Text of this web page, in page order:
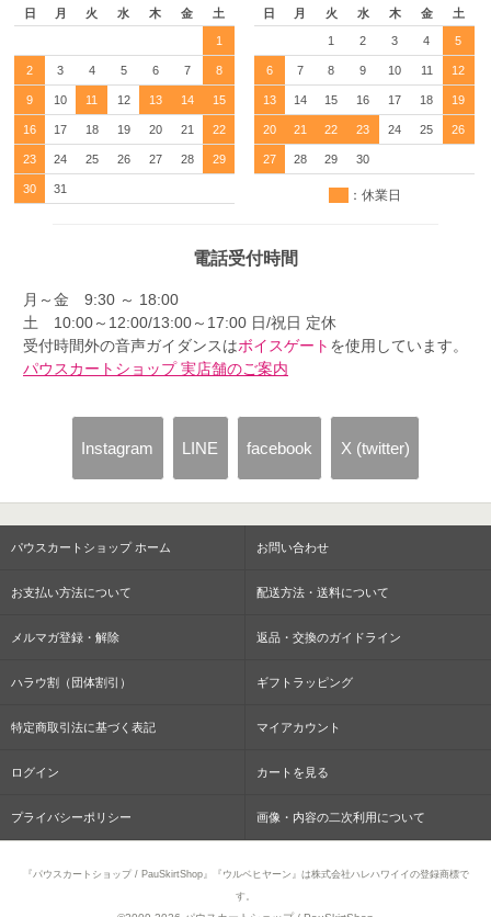
日
月 火 水 木 金 土
1
2 3 4 5 6 7 8
9 10 11 12 13 14 15
16 17 18 19 20 21 22
23 24 25 26 27 28 29
30 31
日
月 火 水 木 金 土
1 2 3 4 5
6 7 8 9 10 11 12
13 14 15 16 17 18 19
20 21 22 23 24 25 26
27 28 29 30
：休業日
電話受付時間
月～金 9:30 ～ 18:00
土 10:00～12:00/13:00～17:00 日/祝日 定休
受付時間外の音声ガイダンスはボイスゲート を使用しています。
パウスカートショップ 実店舗のご案内
Instagram LINE facebook X (twitter)
パウスカートショップ ホーム お問い合わせ
お支払い方法について 配送方法・送料について
メルマガ登録・解除 返品・交換のガイドライン
ハラウ割（団体割引） ギフトラッピング
特定商取引法に基づく表記 マイアカウント
ログイン カートを見る
プライバシーポリシー 画像・内容の二次利用について
『パウスカートショップ / PauSkirtShop』『ウルベヒヤーン』は株式会社ハレハワイイの登録商標で
す。